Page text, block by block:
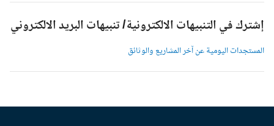
إشترك في التنبيهات الالكترونية/ تنبيهات البريد الالكتروني
المستجدات اليومية عن آخر المشاريع والوثائق